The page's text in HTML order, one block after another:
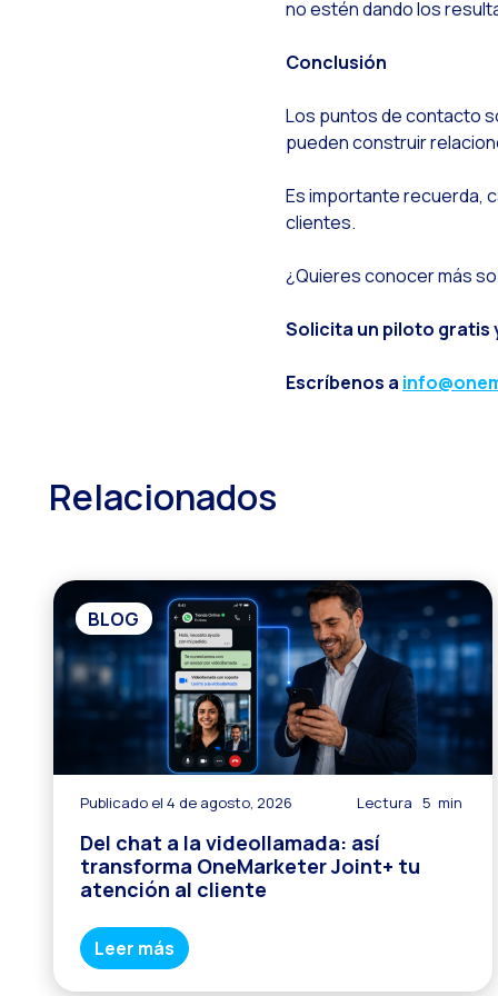
no estén dando los
Conclusión
Los puntos de contacto
pueden construir
Es importante recuerda,
clientes.
¿Quieres conocer más
Solicita un piloto gratis
Escríbenos a
Relacionados
BLOG
Publicado el 4 de agosto, 2026 Lectura 5 min
Del chat a la videollamada: así
transforma OneMarketer Joint+ tu
atención al cliente
Leer más